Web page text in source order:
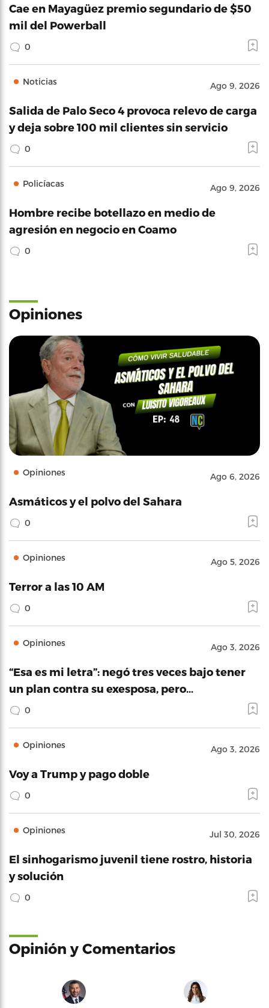
Cae en Mayagüez premio segundario de $50
mil del Powerball
0
Noticias Ago 9, 2026
Salida de Palo Seco 4 provoca relevo de carga
y deja sobre 100 mil clientes sin servicio
0
Policíacas Ago 9, 2026
Hombre recibe botellazo en medio de
agresión en negocio en Coamo
0
Opiniones
Opiniones Ago 6, 2026
Asmáticos y el polvo del Sahara
0
Opiniones Ago 5, 2026
Terror a las 10 AM
0
Opiniones Ago 3, 2026
“Esa es mi letra”: negó tres veces bajo tener
un plan contra su exesposa, pero…
0
Opiniones Ago 3, 2026
Voy a Trump y pago doble
0
Opiniones Jul 30, 2026
El sinhogarismo juvenil tiene rostro, historia
y solución
0
Opinión y Comentarios